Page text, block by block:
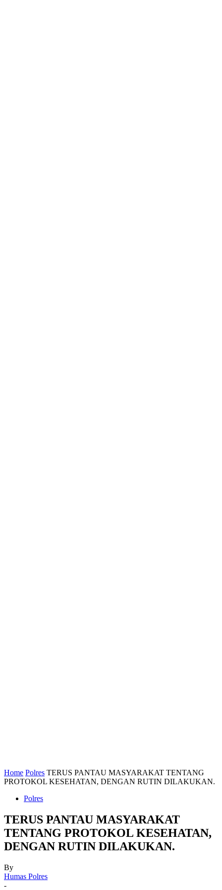
Home Polres TERUS PANTAU MASYARAKAT TENTANG
PROTOKOL KESEHATAN, DENGAN RUTIN DILAKUKAN.
Polres
TERUS PANTAU MASYARAKAT
TENTANG PROTOKOL KESEHATAN,
DENGAN RUTIN DILAKUKAN.
By
Humas Polres
-